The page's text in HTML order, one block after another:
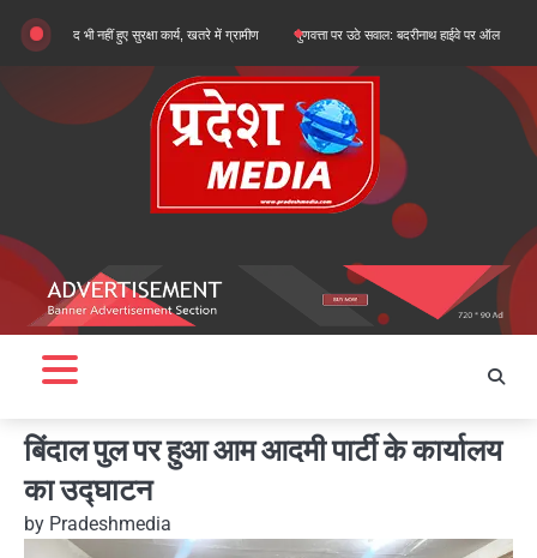
Skip
content
भी नहीं हुए सुरक्षा कार्य, खतरे में ग्रामीण गुणवत्ता पर उठे सवाल: बदरीनाथ हाईवे पर ऑल वेदर रोड के
बिंदाल पुल पर हुआ आम आदमी पार्टी के कार्यालय
का उद्घाटन
by Pradeshmedia